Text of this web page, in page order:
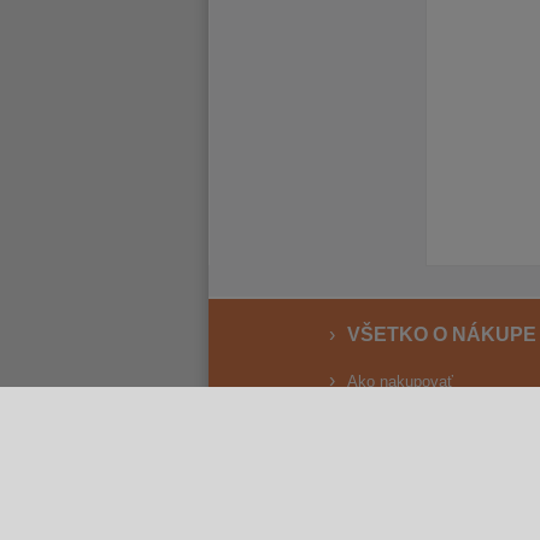
VŠETKO O NÁKUPE
Ako nakupovať